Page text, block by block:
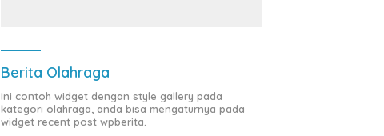
Berita Olahraga
Ini contoh widget dengan style gallery pada
kategori olahraga, anda bisa mengaturnya pada
widget recent post wpberita.